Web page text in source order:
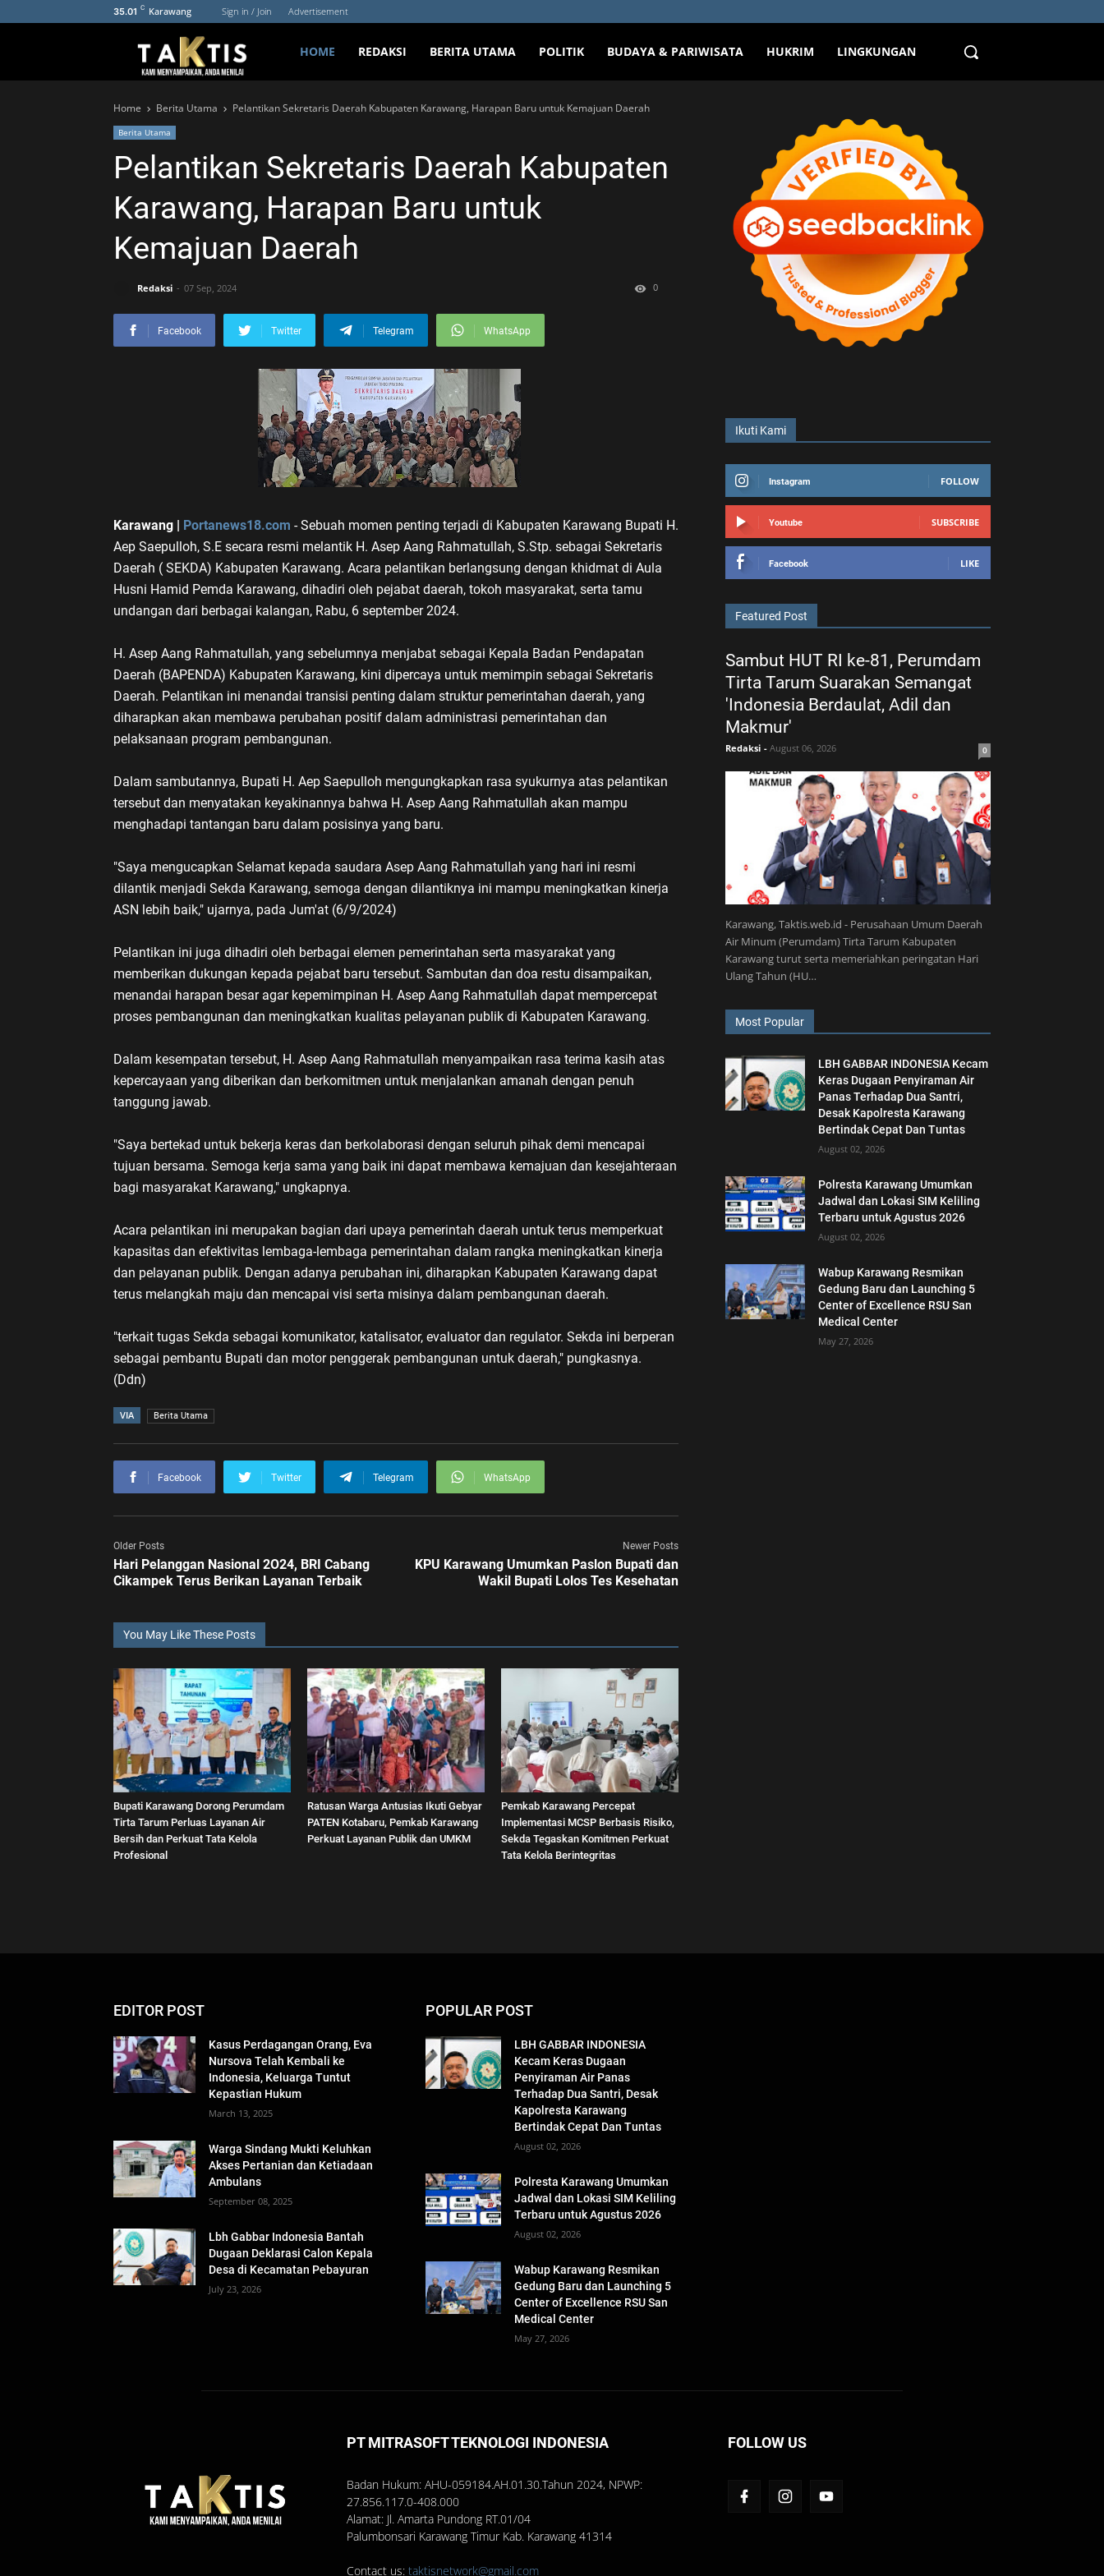
35.01 C Karawang Sign in / Join Advertisement
HOME REDAKSI BERITA UTAMA POLITIK BUDAYA & PARIWISATA HUKRIM LINGKUNGAN
Home Berita Utama Pelantikan Sekretaris Daerah Kabupaten Karawang, Harapan Baru untuk Kemajuan Daerah
Berita Utama
Pelantikan Sekretaris Daerah Kabupaten
Karawang, Harapan Baru untuk
Kemajuan Daerah
Redaksi 07 Sep, 2024 0
Facebook Twitter Telegram WhatsApp
Karawang | Portanews18.com - Sebuah momen penting terjadi di Kabupaten Karawang Bupati H.
Aep Saepulloh, S.E secara resmi melantik H. Asep Aang Rahmatullah, S.Stp. sebagai Sekretaris
Daerah ( SEKDA) Kabupaten Karawang. Acara pelantikan berlangsung dengan khidmat di Aula
Husni Hamid Pemda Karawang, dihadiri oleh pejabat daerah, tokoh masyarakat, serta tamu
undangan dari berbagai kalangan, Rabu, 6 september 2024.
H. Asep Aang Rahmatullah, yang sebelumnya menjabat sebagai Kepala Badan Pendapatan
Daerah (BAPENDA) Kabupaten Karawang, kini dipercaya untuk memimpin sebagai Sekretaris
Daerah. Pelantikan ini menandai transisi penting dalam struktur pemerintahan daerah, yang
diharapkan akan membawa perubahan positif dalam administrasi pemerintahan dan
pelaksanaan program pembangunan.
Dalam sambutannya, Bupati H. Aep Saepulloh mengungkapkan rasa syukurnya atas pelantikan
tersebut dan menyatakan keyakinannya bahwa H. Asep Aang Rahmatullah akan mampu
menghadapi tantangan baru dalam posisinya yang baru.
"Saya mengucapkan Selamat kepada saudara Asep Aang Rahmatullah yang hari ini resmi
dilantik menjadi Sekda Karawang, semoga dengan dilantiknya ini mampu meningkatkan kinerja
ASN lebih baik," ujarnya, pada Jum'at (6/9/2024)
Pelantikan ini juga dihadiri oleh berbagai elemen pemerintahan serta masyarakat yang
memberikan dukungan kepada pejabat baru tersebut. Sambutan dan doa restu disampaikan,
menandai harapan besar agar kepemimpinan H. Asep Aang Rahmatullah dapat mempercepat
proses pembangunan dan meningkatkan kualitas pelayanan publik di Kabupaten Karawang.
Dalam kesempatan tersebut, H. Asep Aang Rahmatullah menyampaikan rasa terima kasih atas
kepercayaan yang diberikan dan berkomitmen untuk menjalankan amanah dengan penuh
tanggung jawab.
"Saya bertekad untuk bekerja keras dan berkolaborasi dengan seluruh pihak demi mencapai
tujuan bersama. Semoga kerja sama yang baik ini dapat membawa kemajuan dan kesejahteraan
bagi masyarakat Karawang," ungkapnya.
Acara pelantikan ini merupakan bagian dari upaya pemerintah daerah untuk terus memperkuat
kapasitas dan efektivitas lembaga-lembaga pemerintahan dalam rangka meningkatkan kinerja
dan pelayanan publik. Dengan adanya perubahan ini, diharapkan Kabupaten Karawang dapat
terus melangkah maju dan mencapai visi serta misinya dalam pembangunan daerah.
"terkait tugas Sekda sebagai komunikator, katalisator, evaluator dan regulator. Sekda ini berperan
sebagai pembantu Bupati dan motor penggerak pembangunan untuk daerah," pungkasnya.
(Ddn)
VIA Berita Utama
Facebook Twitter Telegram WhatsApp
Older Posts
Hari Pelanggan Nasional 2O24, BRI Cabang
Cikampek Terus Berikan Layanan Terbaik
Newer Posts
KPU Karawang Umumkan Paslon Bupati dan
Wakil Bupati Lolos Tes Kesehatan
You May Like These Posts
Bupati Karawang Dorong Perumdam
Tirta Tarum Perluas Layanan Air
Bersih dan Perkuat Tata Kelola
Profesional
Ratusan Warga Antusias Ikuti Gebyar
PATEN Kotabaru, Pemkab Karawang
Perkuat Layanan Publik dan UMKM
Pemkab Karawang Percepat
Implementasi MCSP Berbasis Risiko,
Sekda Tegaskan Komitmen Perkuat
Tata Kelola Berintegritas
Ikuti Kami
Instagram FOLLOW
Youtube SUBSCRIBE
Facebook LIKE
Featured Post
Sambut HUT RI ke-81, Perumdam
Tirta Tarum Suarakan Semangat
'Indonesia Berdaulat, Adil dan
Makmur'
Redaksi - August 06, 2026 0
Karawang, Taktis.web.id - Perusahaan Umum Daerah
Air Minum (Perumdam) Tirta Tarum Kabupaten
Karawang turut serta memeriahkan peringatan Hari
Ulang Tahun (HU…
Most Popular
LBH GABBAR INDONESIA Kecam
Keras Dugaan Penyiraman Air
Panas Terhadap Dua Santri,
Desak Kapolresta Karawang
Bertindak Cepat Dan Tuntas
August 02, 2026
Polresta Karawang Umumkan
Jadwal dan Lokasi SIM Keliling
Terbaru untuk Agustus 2026
August 02, 2026
Wabup Karawang Resmikan
Gedung Baru dan Launching 5
Center of Excellence RSU San
Medical Center
May 27, 2026
EDITOR POST
Kasus Perdagangan Orang, Eva
Nursova Telah Kembali ke
Indonesia, Keluarga Tuntut
Kepastian Hukum
March 13, 2025
Warga Sindang Mukti Keluhkan
Akses Pertanian dan Ketiadaan
Ambulans
September 08, 2025
Lbh Gabbar Indonesia Bantah
Dugaan Deklarasi Calon Kepala
Desa di Kecamatan Pebayuran
July 23, 2026
POPULAR POST
LBH GABBAR INDONESIA
Kecam Keras Dugaan
Penyiraman Air Panas
Terhadap Dua Santri, Desak
Kapolresta Karawang
Bertindak Cepat Dan Tuntas
August 02, 2026
Polresta Karawang Umumkan
Jadwal dan Lokasi SIM Keliling
Terbaru untuk Agustus 2026
August 02, 2026
Wabup Karawang Resmikan
Gedung Baru dan Launching 5
Center of Excellence RSU San
Medical Center
May 27, 2026
PT MITRASOFT TEKNOLOGI INDONESIA
Badan Hukum: AHU-059184.AH.01.30.Tahun 2024, NPWP:
27.856.117.0-408.000
Alamat: Jl. Amarta Pundong RT.01/04
Palumbonsari Karawang Timur Kab. Karawang 41314
Contact us:taktisnetwork@gmail.com
FOLLOW US